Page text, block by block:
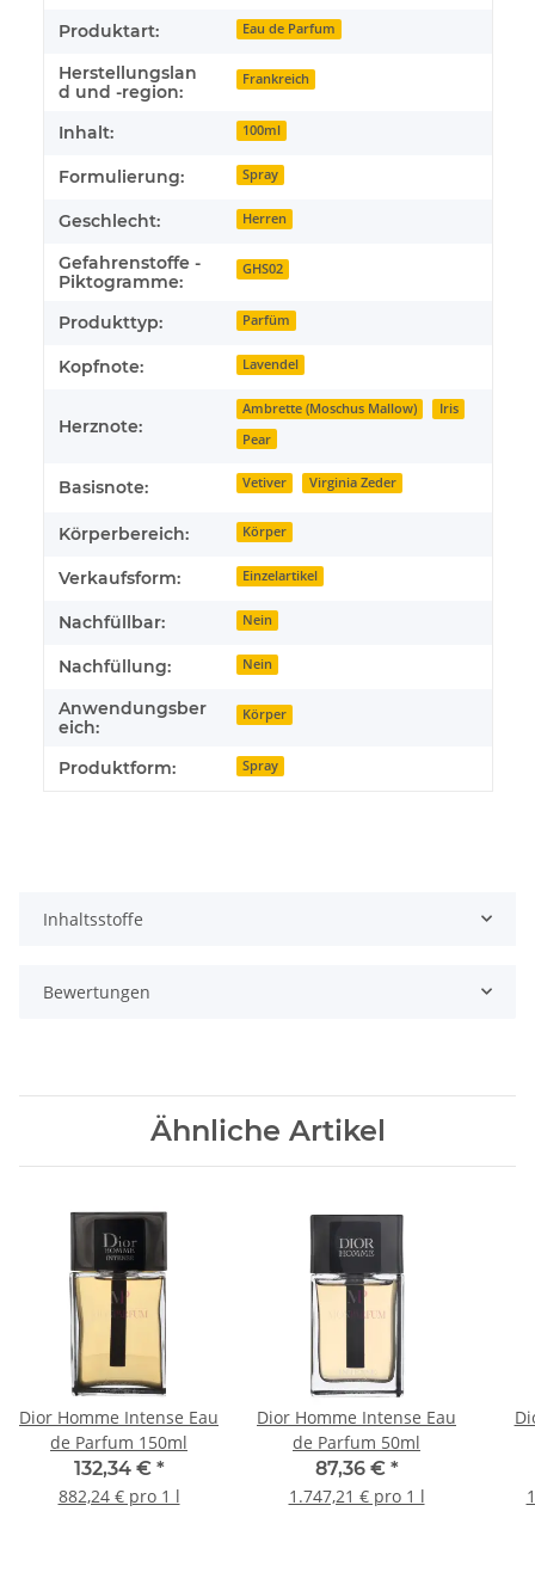
Produktart: Eau de Parfum
Herstellungslan
d und -region:
Frankreich
Inhalt: 100ml
Formulierung: Spray
Geschlecht: Herren
Gefahrenstoffe -
Piktogramme:
GHS02
Produkttyp: Parfüm
Kopfnote: Lavendel
Herznote:
Ambrette (Moschus Mallow)
Iris
Pear
Basisnote: Vetiver Virginia Zeder
Körperbereich: Körper
Verkaufsform: Einzelartikel
Nachfüllbar: Nein
Nachfüllung: Nein
Anwendungsber
eich:
Körper
Produktform: Spray
Inhaltsstoffe
Bewertungen
Ähnliche Artikel
Dior Homme Intense Eau
de Parfum 150ml
132,34 € *
882,24 € pro 1 l
Dior Homme Intense Eau
de Parfum 50ml
87,36 € *
1.747,21 € pro 1 l